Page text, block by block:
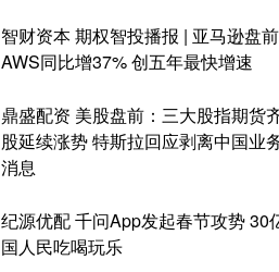
智财资本 期权智投播报 | 亚马逊盘
AWS同比增37% 创五年最快增速
鼎盛配资 美股盘前：三大股指期货
股延续涨势 特斯拉回应剥离中国业
消息
纪源优配 千问App发起春节攻势 30
国人民吃喝玩乐